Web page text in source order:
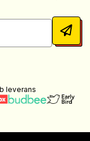
leverans